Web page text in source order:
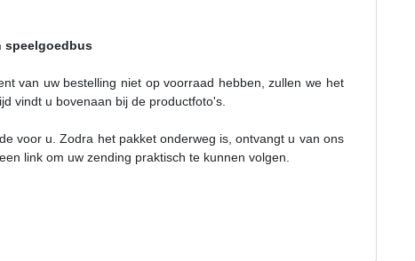
speelgoedbus
van uw bestelling niet op voorraad hebben, zullen we het
vindt u bovenaan bij de productfoto's.
voor u. Zodra het pakket onderweg is, ontvangt u van ons
link om uw zending praktisch te kunnen volgen.